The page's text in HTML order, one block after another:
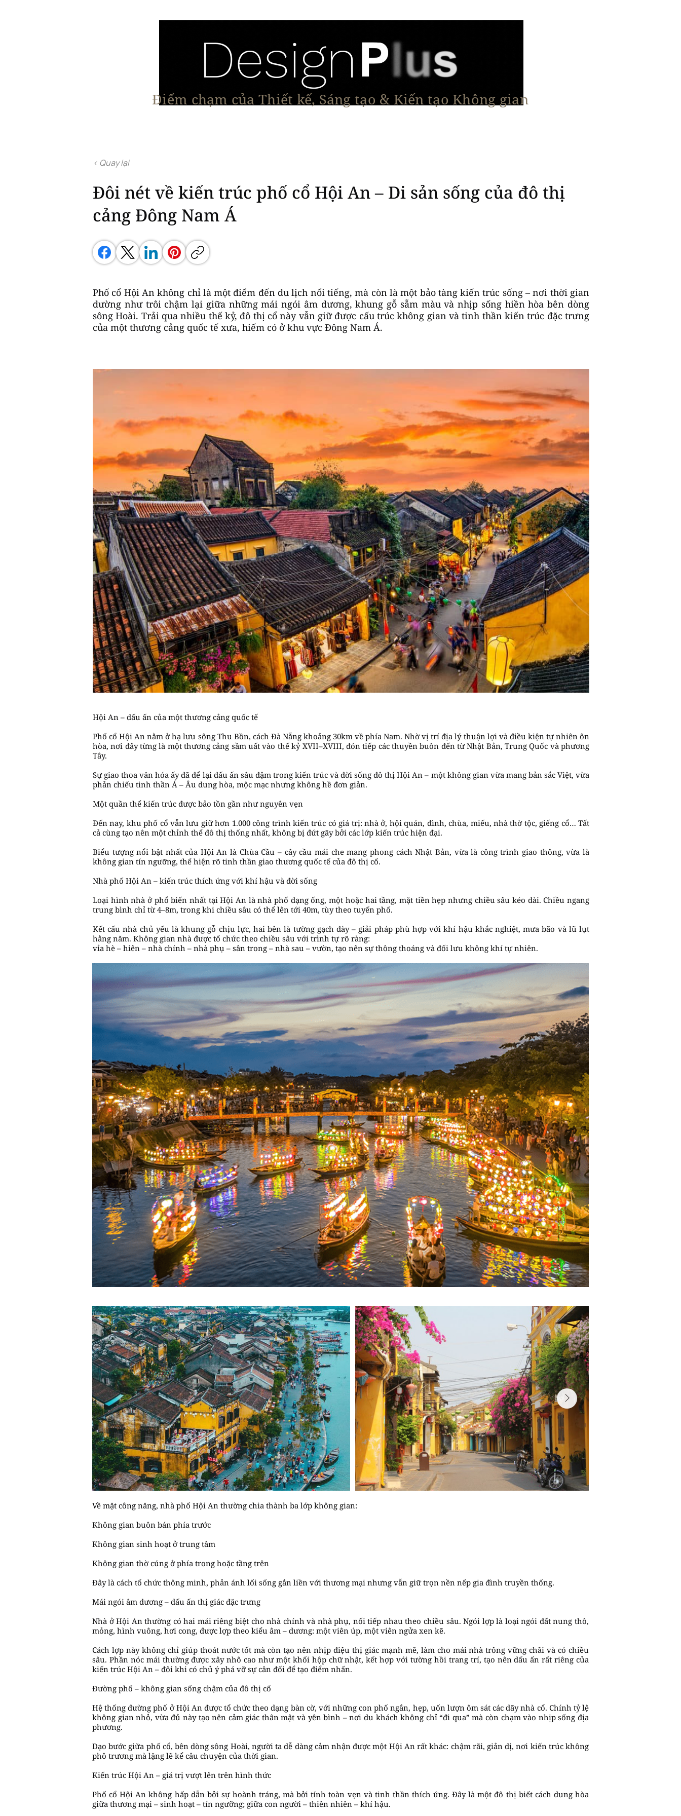
Điểm chạm của Thiết kế, Sáng tạo & Kiến tạo Không gian
< Quay lại
Đôi nét về kiến trúc phố cổ Hội An – Di sản sống của đô thị
cảng Đông Nam Á
Phố cổ Hội An không chỉ là một điểm đến du lịch nổi tiếng, mà còn là một bảo tàng kiến trúc sống – nơi thời gian
dường như trôi chậm lại giữa những mái ngói âm dương, khung gỗ sẫm màu và nhịp sống hiền hòa bên dòng
sông Hoài. Trải qua nhiều thế kỷ, đô thị cổ này vẫn giữ được cấu trúc không gian và tinh thần kiến trúc đặc trưng
của một thương cảng quốc tế xưa, hiếm có ở khu vực Đông Nam Á.
Hội An – dấu ấn của một thương cảng quốc tế
Phố cổ Hội An nằm ở hạ lưu sông Thu Bồn, cách Đà Nẵng khoảng 30km về phía Nam. Nhờ vị trí địa lý thuận lợi và điều kiện tự nhiên ôn
hòa, nơi đây từng là một thương cảng sầm uất vào thế kỷ XVII–XVIII, đón tiếp các thuyền buôn đến từ Nhật Bản, Trung Quốc và phương
Tây.
Sự giao thoa văn hóa ấy đã để lại dấu ấn sâu đậm trong kiến trúc và đời sống đô thị Hội An – một không gian vừa mang bản sắc Việt, vừa
phản chiếu tinh thần Á – Âu dung hòa, mộc mạc nhưng không hề đơn giản.
Một quần thể kiến trúc được bảo tồn gần như nguyên vẹn
Đến nay, khu phố cổ vẫn lưu giữ hơn 1.000 công trình kiến trúc có giá trị: nhà ở, hội quán, đình, chùa, miếu, nhà thờ tộc, giếng cổ… Tất
cả cùng tạo nên một chỉnh thể đô thị thống nhất, không bị đứt gãy bởi các lớp kiến trúc hiện đại.
Biểu tượng nổi bật nhất của Hội An là Chùa Cầu – cây cầu mái che mang phong cách Nhật Bản, vừa là công trình giao thông, vừa là
không gian tín ngưỡng, thể hiện rõ tinh thần giao thương quốc tế của đô thị cổ.
Nhà phố Hội An – kiến trúc thích ứng với khí hậu và đời sống
Loại hình nhà ở phổ biến nhất tại Hội An là nhà phố dạng ống, một hoặc hai tầng, mặt tiền hẹp nhưng chiều sâu kéo dài. Chiều ngang
trung bình chỉ từ 4–8m, trong khi chiều sâu có thể lên tới 40m, tùy theo tuyến phố.
Kết cấu nhà chủ yếu là khung gỗ chịu lực, hai bên là tường gạch dày – giải pháp phù hợp với khí hậu khắc nghiệt, mưa bão và lũ lụt
hằng năm. Không gian nhà được tổ chức theo chiều sâu với trình tự rõ ràng:
vỉa hè – hiên – nhà chính – nhà phụ – sân trong – nhà sau – vườn, tạo nên sự thông thoáng và đối lưu không khí tự nhiên.
Về mặt công năng, nhà phố Hội An thường chia thành ba lớp không gian:
Không gian buôn bán phía trước
Không gian sinh hoạt ở trung tâm
Không gian thờ cúng ở phía trong hoặc tầng trên
Đây là cách tổ chức thông minh, phản ánh lối sống gắn liền với thương mại nhưng vẫn giữ trọn nền nếp gia đình truyền thống.
Mái ngói âm dương – dấu ấn thị giác đặc trưng
Nhà ở Hội An thường có hai mái riêng biệt cho nhà chính và nhà phụ, nối tiếp nhau theo chiều sâu. Ngói lợp là loại ngói đất nung thô,
mỏng, hình vuông, hơi cong, được lợp theo kiểu âm – dương: một viên úp, một viên ngửa xen kẽ.
Cách lợp này không chỉ giúp thoát nước tốt mà còn tạo nên nhịp điệu thị giác mạnh mẽ, làm cho mái nhà trông vững chãi và có chiều
sâu. Phần nóc mái thường được xây nhô cao như một khối hộp chữ nhật, kết hợp với tường hồi trang trí, tạo nên dấu ấn rất riêng của
kiến trúc Hội An – đôi khi có chủ ý phá vỡ sự cân đối để tạo điểm nhấn.
Đường phố – không gian sống chậm của đô thị cổ
Hệ thống đường phố ở Hội An được tổ chức theo dạng bàn cờ, với những con phố ngắn, hẹp, uốn lượn ôm sát các dãy nhà cổ. Chính tỷ lệ
không gian nhỏ, vừa đủ này tạo nên cảm giác thân mật và yên bình – nơi du khách không chỉ “đi qua” mà còn chạm vào nhịp sống địa
phương.
Dạo bước giữa phố cổ, bên dòng sông Hoài, người ta dễ dàng cảm nhận được một Hội An rất khác: chậm rãi, giản dị, nơi kiến trúc không
phô trương mà lặng lẽ kể câu chuyện của thời gian.
Kiến trúc Hội An – giá trị vượt lên trên hình thức
Phố cổ Hội An không hấp dẫn bởi sự hoành tráng, mà bởi tính toàn vẹn và tinh thần thích ứng. Đây là một đô thị biết cách dung hòa
giữa thương mại – sinh hoạt – tín ngưỡng; giữa con người – thiên nhiên – khí hậu.